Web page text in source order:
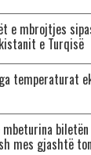
e mbrojtjes
e Turqisë
temperaturat
mes gjashtë